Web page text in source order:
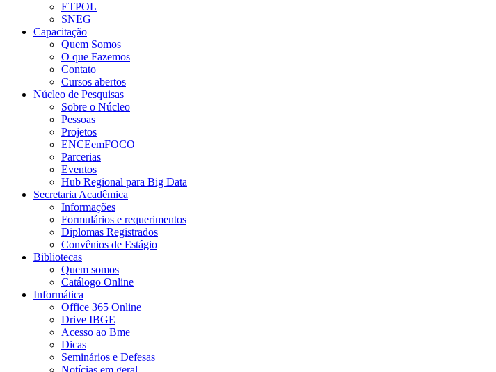
ETPOL
SNEG
Capacitação
Quem Somos
O que Fazemos
Contato
Cursos abertos
Núcleo de Pesquisas
Sobre o Núcleo
Pessoas
Projetos
ENCEemFOCO
Parcerias
Eventos
Hub Regional para Big Data
Secretaria Acadêmica
Informações
Formulários e requerimentos
Diplomas Registrados
Convênios de Estágio
Bibliotecas
Quem somos
Catálogo Online
Informática
Office 365 Online
Drive IBGE
Acesso ao Bme
Dicas
Seminários e Defesas
Notícias em geral